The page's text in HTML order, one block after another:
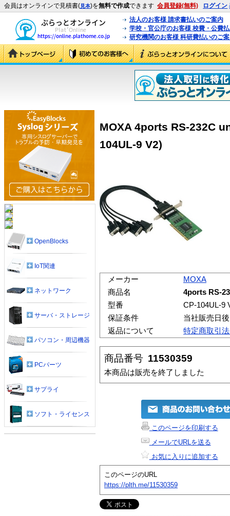
会員はオンラインで見積書(見本)を無料で作成できます 会員登録(無料) ログイン
法人のお客様 請求書払いのご案内
学校・官公庁のお客様 校費・公費
研究機関のお客様 科研費払いのご
MOXA 4ports RS-232C
104UL-9 V2)
メーカー
MOXA
商品名
4ports RS-
型番
CP-104UL-9
保証条件
当社販売日
返品について
特定商取引
商品番号 11530359
本商品は販売を終了しました
このページを印刷する
メールでURLを送る
お気に入りに追加する
このページのURL
https://plth.me/11530359
OpenBlocks
IoT関連
ネットワーク
サーバ・ストレージ
パソコン・周辺機器
PCパーツ
サプライ
ソフト・ライセンス